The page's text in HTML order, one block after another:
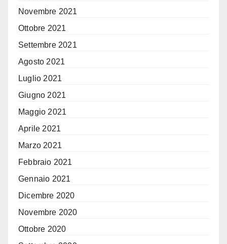
Novembre 2021
Ottobre 2021
Settembre 2021
Agosto 2021
Luglio 2021
Giugno 2021
Maggio 2021
Aprile 2021
Marzo 2021
Febbraio 2021
Gennaio 2021
Dicembre 2020
Novembre 2020
Ottobre 2020